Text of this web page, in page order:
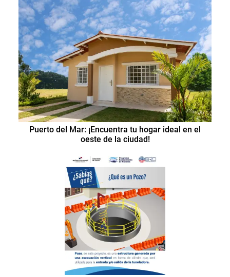
Puerto del Mar: ¡Encuentra tu hogar ideal en el
oeste de la ciudad!